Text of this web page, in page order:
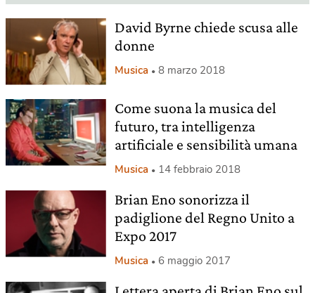
David Byrne chiede scusa alle
donne
Musica 8 marzo 2018
Come suona la musica del
futuro, tra intelligenza
artificiale e sensibilità umana
Musica 14 febbraio 2018
Brian Eno sonorizza il
padiglione del Regno Unito a
Expo 2017
Musica 6 maggio 2017